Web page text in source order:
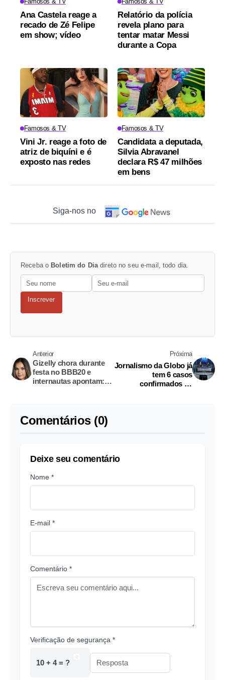
Ana Castela reage a
recado de Zé Felipe
em show; vídeo
Relatório da polícia
revela plano para
tentar matar Messi
durante a Copa
Famosos & TV
Vini Jr. reage a foto de
atriz de biquíni e é
exposto nas redes
Famosos & TV
Candidata a deputada,
Silvia Abravanel
declara R$ 47 milhões
em bens
Siga-nos no
Receba o Boletim do Dia direto no seu e-mail, todo dia.
Inscrever
Anterior
Gizelly chora durante
festa no BBB20 e
internautas apontam:
Próxima
Jornalismo da Globo já
tem 6 casos
confirmados de
Comentários (0)
Deixe seu comentário
Nome *
E-mail *
Comentário *
Verificação de segurança *
10 + 4 = ?